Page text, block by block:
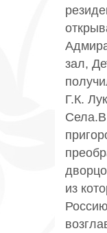
зал,
Г.К.
Села.В
из